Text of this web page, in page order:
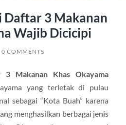
Daftar 3 Makanan
Wajib Dicicipi
0 COMMENTS
3 Makanan Khas Okayama
yang terletak di pulau
sebagai “Kota Buah” karena
menghasilkan berbagai jenis